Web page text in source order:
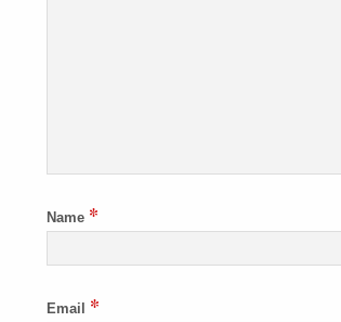
Name *
Email *